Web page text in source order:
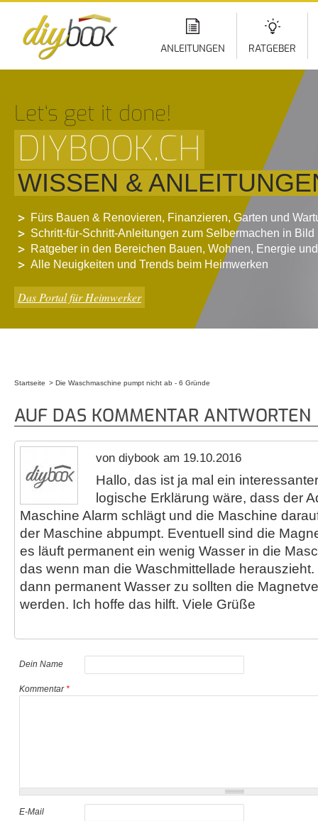
ANLEITUNGEN RATGEBER
Let‘s get it done!
DIYBOOK.CH
WISSEN &
Fürs Bauen & Renovieren, Finanzieren, Garten und
Schritt-für-Schritt-Anleitungen zum Selbermachen in Bild
Ratgeber in den Bereichen Bauen, Wohnen, Energie
Alle Neuigkeiten und Trends beim Heimwerken
Das Portal für Heimwerker
Startseite Die Waschmaschine pumpt nicht ab - 6 Gründe
AUF DAS KOMMENTAR ANTWORTEN
von diybook am 19.10.2016
Hallo, das ist ja mal ein
logische Erklärung wäre, dass der
Maschine Alarm schlägt und die Maschine
der Maschine abpumpt. Eventuell sind die
es läuft permanent ein wenig Wasser in die
das wenn man die Waschmittellade herauszieht.
dann permanent Wasser zu sollten die
werden. Ich hoffe das hilft. Viele Grüße
Dein Name
Kommentar*
E-Mail